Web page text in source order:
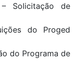
– Solicitação de
do Proged
do Programa de